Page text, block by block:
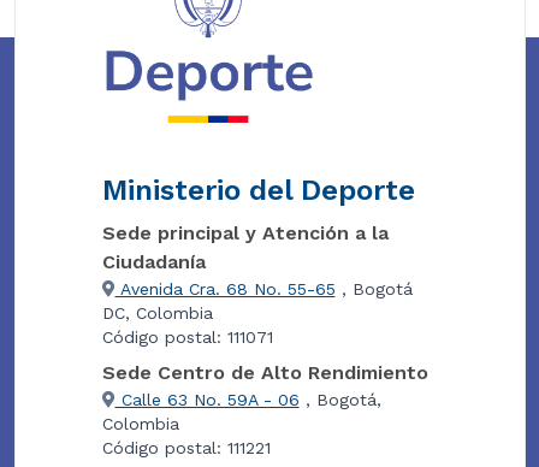
Ministerio del Deporte
Sede principal y Atención a la
Ciudadanía
Avenida Cra. 68 No. 55-65 , Bogotá
DC, Colombia
Código postal: 111071
Sede Centro de Alto Rendimiento
Calle 63 No. 59A - 06 , Bogotá,
Colombia
Código postal: 111221